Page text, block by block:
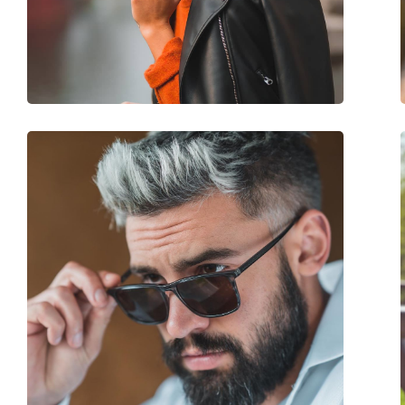
Poids:
100 g
Plaquettes de nez ajustables:
Non
Charnière à ressort:
Non
Accessoires
Étui:
Non
Tissu de nettoyage:
Oui
Pour femmes
Catégorie:
Lunettes de soleil
Marque:
Polaroid
Utilisation:
Mode
Code:
PLD 4110/S/X 086